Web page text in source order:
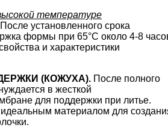
температуре
установленного срока
формы при 65°C около 4-8
и характеристики
(КОЖУХА). После полного
в жесткой
для поддержки при литье.
материалом для